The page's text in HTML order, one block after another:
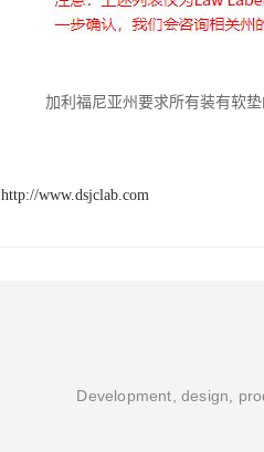
加利福尼亚州要求所有装有软
http://www.dsjclab.com
Development, design,